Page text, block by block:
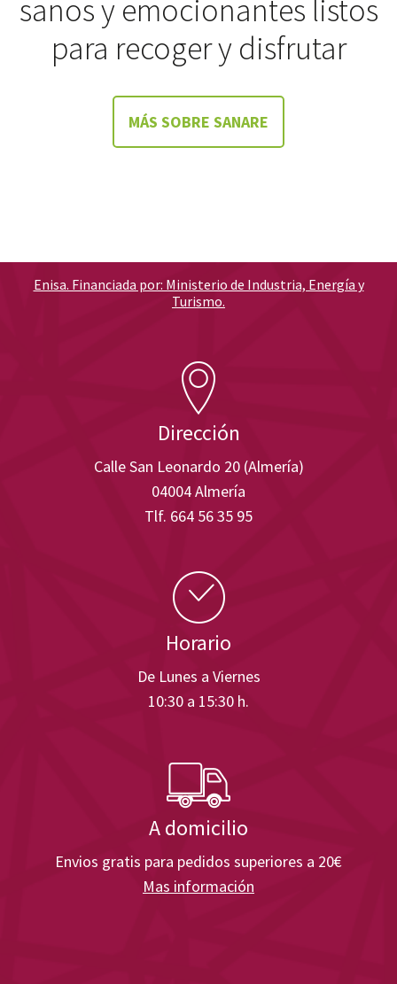
sanos y emocionantes listos
para recoger y disfrutar
MÁS SOBRE SANARE
Dirección
Calle San Leonardo 20 (Almería)
04004 Almería
Tlf. 664 56 35 95
Horario
De Lunes a Viernes
10:30 a 15:30 h.
A domicilio
Envios gratis para pedidos superiores a 20€
Mas información
Enisa. Financiada por: Ministerio de Industria, Energía y
Turismo.